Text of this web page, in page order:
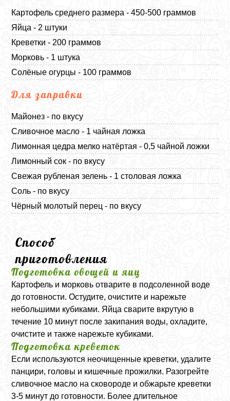
Картофель среднего размера - 450-500 граммов
Яйца - 2 штуки
Креветки - 200 граммов
Морковь - 1 штука
Солёные огурцы - 100 граммов
Для заправки
Майонез - по вкусу
Сливочное масло - 1 чайная ложка
Лимонная цедра мелко натёртая - 0,5 чайной ложки
Лимонный сок - по вкусу
Свежая рубленая зелень - 1 столовая ложка
Соль - по вкусу
Чёрный молотый перец - по вкусу
Способ
приготовления
Подготовка овощей и яиц
Картофель и морковь отварите в подсоленной воде
до готовности. Остудите, очистите и нарежьте
небольшими кубиками. Яйца сварите вкрутую в
течение 10 минут после закипания воды, охладите,
очистите и также нарежьте кубиками.
Подготовка креветок
Если используются неочищенные креветки, удалите
панцири, головы и кишечные прожилки. Разогрейте
сливочное масло на сковороде и обжарьте креветки
3-5 минут до готовности. Более длительное